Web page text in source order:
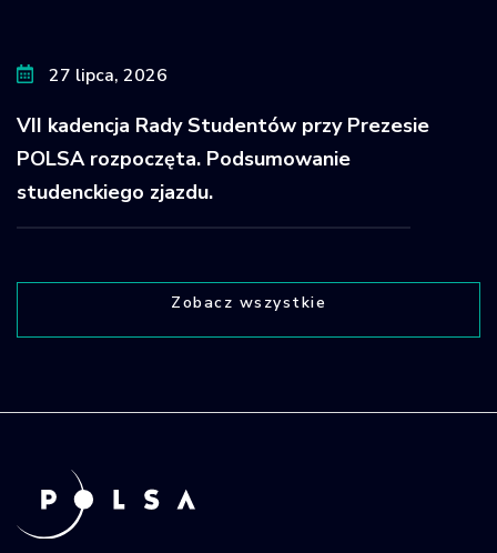
27 lipca, 2026
VII kadencja Rady Studentów przy Prezesie
POLSA rozpoczęta. Podsumowanie
studenckiego zjazdu.
Zobacz wszystkie